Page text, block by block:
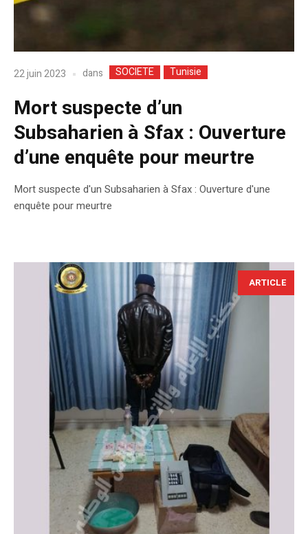
22 juin 2023 dans SOCIETE Tunisie
Mort suspecte d’un
Subsaharien à Sfax : Ouverture
d’une enquête pour meurtre
Mort suspecte d'un Subsaharien à Sfax : Ouverture d'une
enquête pour meurtre
ARTICLE